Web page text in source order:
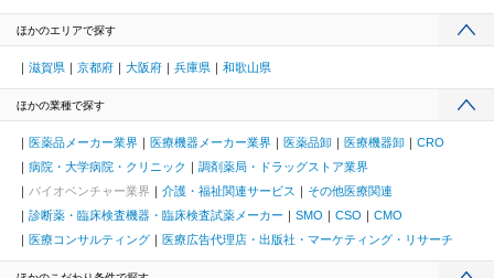
ほかのエリアで探す
滋賀県 京都府 大阪府 兵庫県 和歌山県
ほかの業種で探す
医薬品メーカー業界 医療機器メーカー業界 医薬品卸 医療機器卸
CRO
病院・大学病院・クリニック
調剤薬局・ドラッグストア業界
バイオベンチャー業界
介護・福祉関連サービス
その他医療関連
診断薬・臨床検査機器・臨床検査試薬メーカー
SMO CSO
CMO
医療コンサルティング
医療広告代理店・出版社・マーケティング・リサーチ